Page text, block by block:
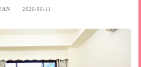
2026-06-11